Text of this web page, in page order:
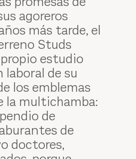
agoreros
más tarde, el
Studs
estudio
de su
los emblemas
la multichamba:
de
de
doctores,